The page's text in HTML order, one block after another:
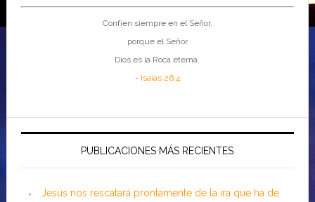
Confíen siempre en el Señor,
porque el Señor
Dios es la Roca eterna.
- Isaías 26:4
PUBLICACIONES MÁS RECIENTES
Jesús nos rescatará prontamente de la ira que ha de